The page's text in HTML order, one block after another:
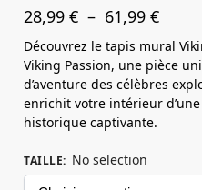
28,99€ – 61,99€
Découvrez le tapis mural
Viking Passion, une pièce
d’aventure des célèbres
enrichit votre intérieur
historique captivante.
TAILLE: No selection